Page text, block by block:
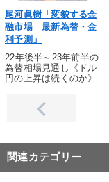
尾河眞樹「変貌する金
融市場 最新為替・金
利予測」
22年後半～23年前半の
為替相場見通し《ドル
円の上昇は続くのか》
関連カテゴリー